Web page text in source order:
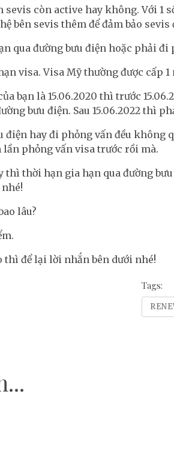
sevis còn active hay không. Với 1
bên sevis thêm để đảm bảo
qua đường bưu điện hoặc phải đi
visa. Visa Mỹ thường được cấp
bạn là 15.06.2020 thì trước
bưu điện. Sau 15.06.2022 thì
điện hay đi phỏng vấn đều
phỏng vấn visa trước rồi mà.
thì thời hạn gia hạn qua đường
lâu?
thì để lại lời nhắn bên dưới nhé!
Tags: